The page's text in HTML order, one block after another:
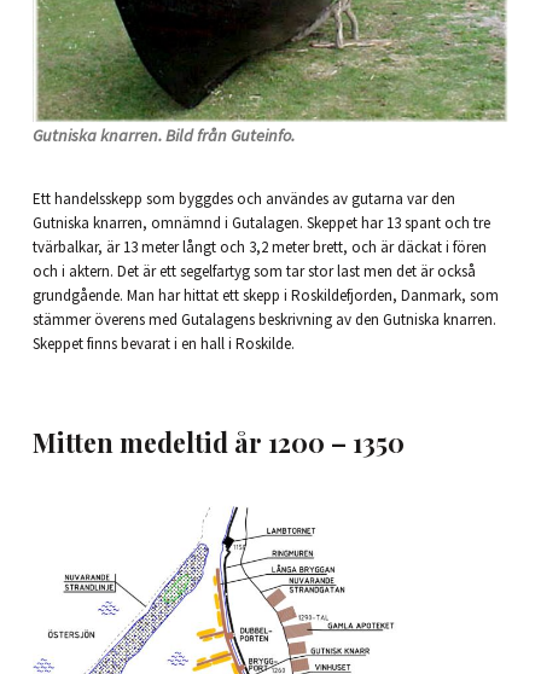
Gutniska knarren. Bild från Guteinfo.
Ett handelsskepp som byggdes och användes av gutarna var den
Gutniska knarren, omnämnd i Gutalagen. Skeppet har 13 spant och tre
tvärbalkar, är 13 meter långt och 3,2 meter brett, och är däckat i fören
och i aktern. Det är ett segelfartyg som tar stor last men det är också
grundgående. Man har hittat ett skepp i Roskildefjorden, Danmark, som
stämmer överens med Gutalagens beskrivning av den Gutniska knarren.
Skeppet finns bevarat i en hall i Roskilde.
Mitten medeltid år 1200 – 1350